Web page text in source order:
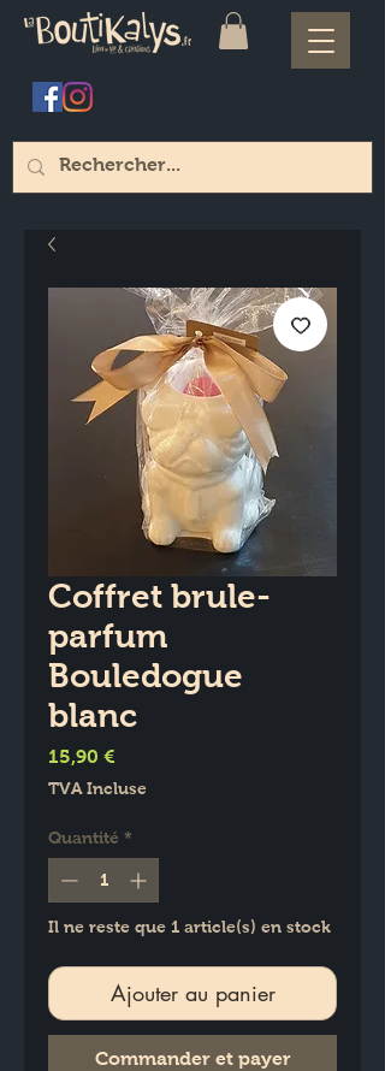
Coffret brule-
parfum
Bouledogue
blanc
15,90 €
TVA Incluse
Quantité *
Il ne reste que 1 article(s) en stock
Ajouter au panier
Commander et payer